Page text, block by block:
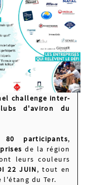
challenge inter-
d'aviron du
80 participants,
de la région
leurs couleurs
22 JUIN, tout en
du Ter.